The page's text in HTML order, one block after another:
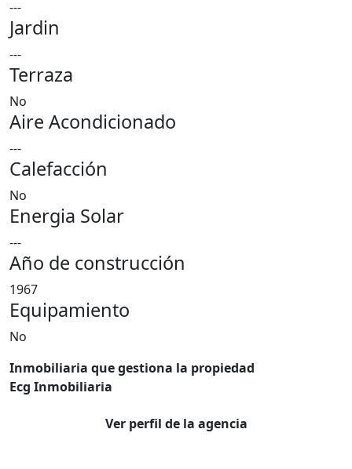
---
Jardin
---
Terraza
No
Aire Acondicionado
---
Calefacción
No
Energia Solar
---
Año de construcción
1967
Equipamiento
No
Inmobiliaria que gestiona la propiedad
Ecg Inmobiliaria
Ver perfil de la agencia